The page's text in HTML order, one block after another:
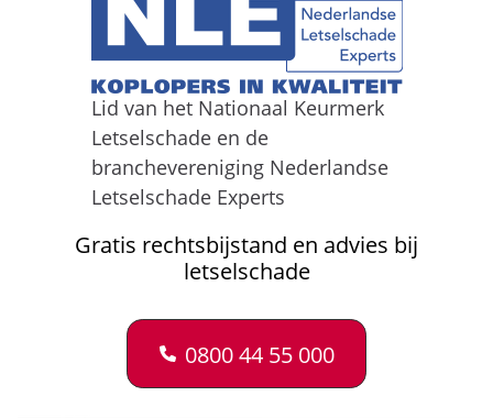
Lid van het Nationaal Keurmerk
Letselschade en de
branchevereniging Nederlandse
Letselschade Experts
Gratis rechtsbijstand en advies bij
letselschade
0800 44 55 000